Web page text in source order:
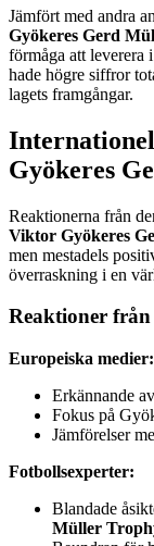
Jämfört med andra
Gyökeres Gerd
förmåga att leverera
hade högre siffror
lagets framgångar.
Gyökeres
Reaktionerna från
Viktor Gyökeres
men mestadels
överraskning i en
Reaktioner
Europeiska medier:
Erkännande
Fokus på
Jämförelser
Fotbollsexperter:
Blandade
Müller